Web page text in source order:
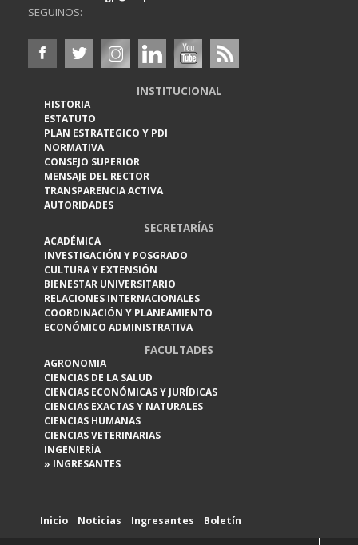
SEGUINOS:
INSTITUCIONAL
HISTORIA
ESTATUTO
PLAN ESTRATEGICO Y PDI
NORMATIVA
CONSEJO SUPERIOR
MENSAJE DEL RECTOR
TRANSPARENCIA ACTIVA
AUTORIDADES
SECRETARÍAS
ACADÉMICA
INVESTIGACIÓN Y POSGRADO
CULTURA Y EXTENSIÓN
BIENESTAR UNIVERSITARIO
RELACIONES INTERNACIONALES
COORDINACIÓN Y PLANEAMIENTO
ECONÓMICO ADMINISTRATIVA
FACULTADES
AGRONOMIA
CIENCIAS DE LA SALUD
CIENCIAS ECONÓMICAS Y JURÍDICAS
CIENCIAS EXACTAS Y NATURALES
CIENCIAS HUMANAS
CIENCIAS VETERINARIAS
INGENIERÍA
» INGRESANTES
Inicio Noticias Ingresantes Boletín